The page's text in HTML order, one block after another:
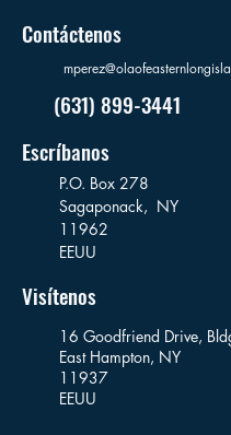
Contáctenos
(631) 899-3441
Escríbanos
Visítenos
P.O. Box 278
Sagaponack, NY
11962
EEUU
16 Goodfriend Drive,
East Hampton, NY
11937
EEUU